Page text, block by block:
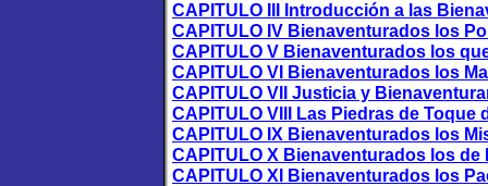
CAPITULO III Introducción a las
CAPITULO IV Bienaventurados los
CAPITULO V Bienaventurados los
CAPITULO VI Bienaventurados los
CAPITULO VII Justicia y
CAPITULO VIII Las Piedras de Toque
CAPITULO IX Bienaventurados los
CAPITULO X Bienaventurados los de
CAPITULO XI Bienaventurados los